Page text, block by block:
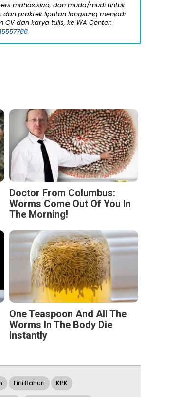
mahasiswa, dan muda/mudi untuk
dan praktek liputan langsung menjadi
CV dan karya tulis, ke WA Center:
Doctor From Columbus:
Worms Come Out Of You In
The Morning!
One Teaspoon And All The
Worms In The Body Die
Instantly
Firli Bahuri KPK